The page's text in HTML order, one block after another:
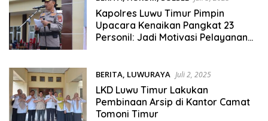
Kapolres Luwu Timur Pimpin
Upacara Kenaikan Pangkat 23
Personil: Jadi Motivasi Pelayanan
BERITA, LUWURAYA Juli 2, 2025
LKD Luwu Timur Lakukan
Pembinaan Arsip di Kantor Camat
Tomoni Timur